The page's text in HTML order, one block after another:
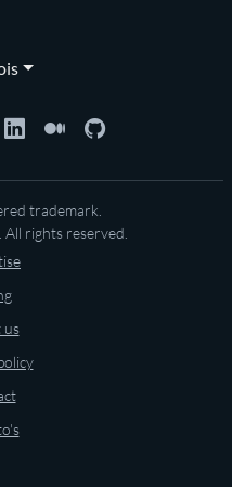
trademark.
. All rights reserved.
us